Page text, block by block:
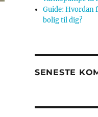
Guide: Hvordan
bolig til dig?
SENESTE